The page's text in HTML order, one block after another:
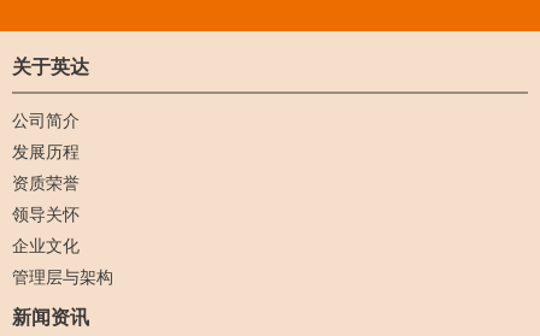
关于英达
公司简介
发展历程
资质荣誉
领导关怀
企业文化
管理层与架构
新闻资讯